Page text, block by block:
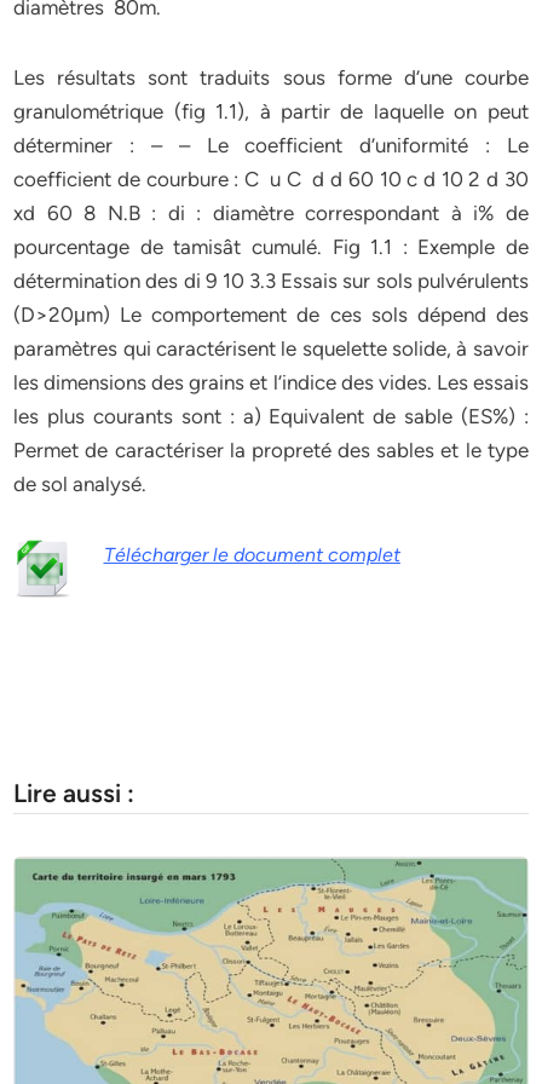
diamètres 80m.
Les résultats sont traduits sous forme d’une courbe
granulométrique (fig 1.1), à partir de laquelle on peut
déterminer : – – Le coefficient d’uniformité : Le
coefficient de courbure : C u C d d 60 10 c d 10 2 d 30
xd 60 8 N.B : di : diamètre correspondant à i% de
pourcentage de tamisât cumulé. Fig 1.1 : Exemple de
détermination des di 9 10 3.3 Essais sur sols pulvérulents
(D>20μm) Le comportement de ces sols dépend des
paramètres qui caractérisent le squelette solide, à savoir
les dimensions des grains et l’indice des vides. Les essais
les plus courants sont : a) Equivalent de sable (ES%) :
Permet de caractériser la propreté des sables et le type
de sol analysé.
Télécharger le document complet
Lire aussi :